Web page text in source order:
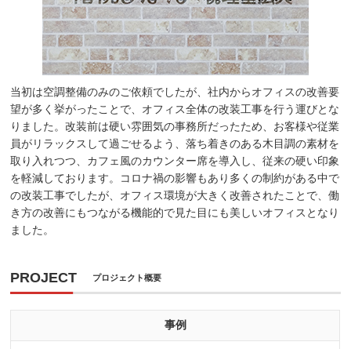
当初は空調整備のみのご依頼でしたが、社内からオフィスの改善要
望が多く挙がったことで、オフィス全体の改装工事を行う運びとな
りました。改装前は硬い雰囲気の事務所だったため、お客様や従業
員がリラックスして過ごせるよう、落ち着きのある木目調の素材を
取り入れつつ、カフェ風のカウンター席を導入し、従来の硬い印象
を軽減しております。コロナ禍の影響もあり多くの制約がある中で
の改装工事でしたが、オフィス環境が大きく改善されたことで、働
き方の改善にもつながる機能的で見た目にも美しいオフィスとなり
ました。
PROJECT プロジェクト概要
事例